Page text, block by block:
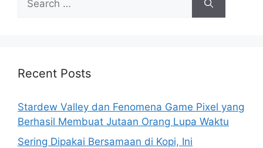
h
r
:
Recent Posts
Stardew Valley dan Fenomena Game Pixel yang
Berhasil Membuat Jutaan Orang Lupa Waktu
Sering Dipakai Bersamaan di Kopi, Ini